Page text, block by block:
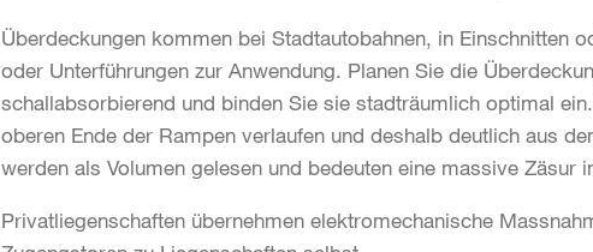
Überdeckungen kommen bei Stadtautobahnen, in Einschnitten
oder Unterführungen zur Anwendung. Planen Sie die
schallabsorbierend und binden Sie sie stadträumlich optimal
oberen Ende der Rampen verlaufen und deshalb deutlich aus
werden als Volumen gelesen und bedeuten eine massive Zäsur
Privatliegenschaften übernehmen elektromechanische